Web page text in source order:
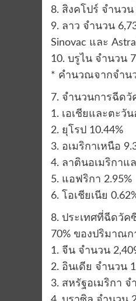
8. สิงคโปร์ จำนวน
9. ลาว จำนวน
Sinovac และ
10. บรูไน จำนวน
* คำนวณจากจำน
7. จำนวนการฉีด
1. เอเชียและตะวั
2. ยุโรป 10.44%
3. อเมริกาเหนือ
4. ลาตินอเมริกาแ
5. แอฟริกา 2.95%
6. โอเชียเนีย
8. ประเทศที่ฉีดวั
70% ของปริมาณ
1. จีน จำนวน
2. อินเดีย จำนวน
3. สหรัฐอเมริกา จ